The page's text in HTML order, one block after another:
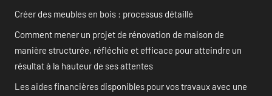
Créer des meubles en bois : processus détaillé
Comment mener un projet de rénovation de maison de
manière structurée, réfléchie et efficace pour atteindre un
résultat à la hauteur de ses attentes
Les aides financières disponibles pour vos travaux avec une